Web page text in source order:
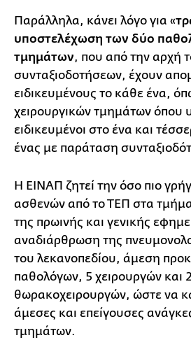
Παράλληλα, κάνει λόγο για «
υποστελέχωση των δύο
τμημάτων, που από την αρχή
συνταξιοδοτήσεων, έχουν
ειδικευμένους το κάθε ένα,
χειρουργικών τμημάτων όπου
ειδικευμένοι στο ένα και
ένας με παράταση
Η ΕΙΝΑΠ ζητεί την όσο πιο
ασθενών από το ΤΕΠ στα
της πρωινής και γενικής
αναδιάρθρωση της
του λεκανοπεδίου, άμεση
παθολόγων, 5 χειρουργών και
θωρακοχειρουργών, ώστε να
άμεσες και επείγουσες
τμημάτων.